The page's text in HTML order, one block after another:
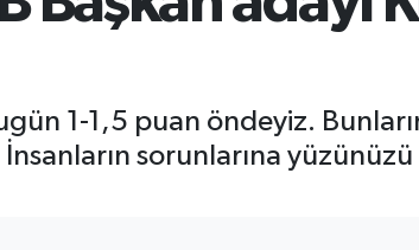
13.703
1-1,5 puan öndeyiz.
sorunlarına